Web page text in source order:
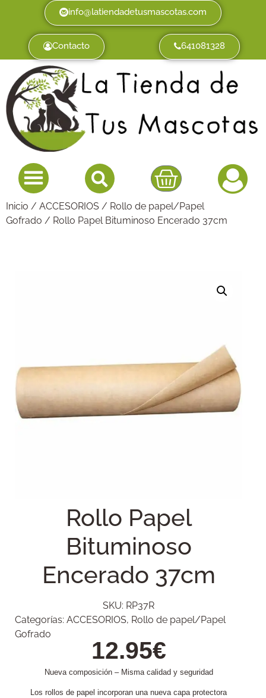
info@latiendadetusmascotas.com
Contacto 641081328
Inicio / ACCESORIOS / Rollo de papel/Papel
Gofrado / Rollo Papel Bituminoso Encerado 37cm
Rollo Papel
Bituminoso
Encerado 37cm
SKU: RP37R
Categorías: ACCESORIOS, Rollo de papel/Papel
Gofrado
12.95€
Nueva composición – Misma calidad y seguridad
Los rollos de papel incorporan una nueva capa protectora